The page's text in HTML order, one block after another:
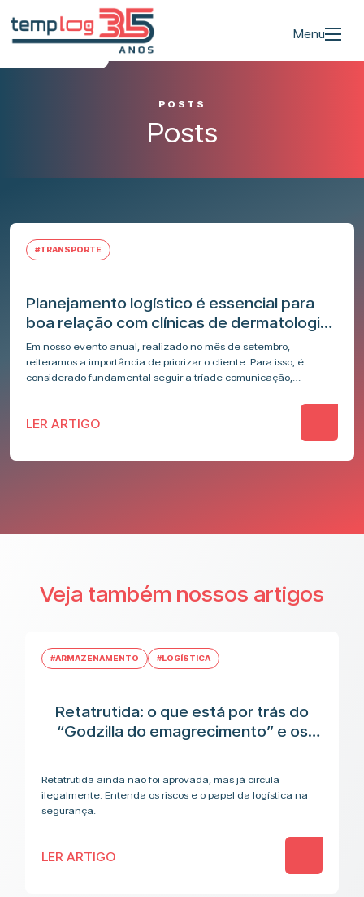
Menu
POSTS
Posts
#TRANSPORTE
Planejamento logístico é essencial para
boa relação com clínicas de dermatologia
e estética
Em nosso evento anual, realizado no mês de setembro,
reiteramos a importância de priorizar o cliente. Para isso, é
considerado fundamental seguir a tríade comunicação,
LER ARTIGO
Veja também nossos artigos
#ARMAZENAMENTO #LOGÍSTICA
Retatrutida: o que está por trás do
“Godzilla do emagrecimento” e os
Retatrutida ainda não foi aprovada, mas já circula
ilegalmente. Entenda os riscos e o papel da logística na
segurança.
LER ARTIGO